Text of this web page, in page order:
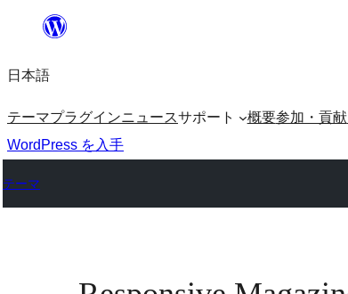
を
ッ
プ
日本語
テーマプラグインニュースサポート 概要参加・貢献
WordPress を入手
テーマ